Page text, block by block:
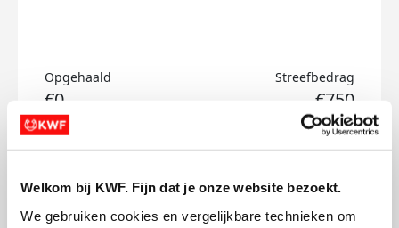
Welkom bij KWF. Fijn dat je onze website bezoekt.
We gebruiken cookies en vergelijkbare technieken om
Opgehaald
€0
Streefbedrag
€750
Doneer
Marleen's badges